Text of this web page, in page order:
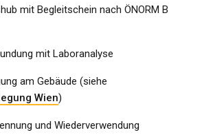
mit Begleitschein nach ÖNORM B
mit Laboranalyse
am Gebäude (siehe
Wien)
und Wiederverwendung